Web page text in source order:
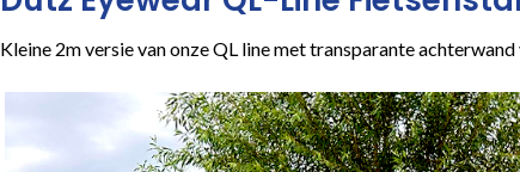
Kleine 2m versie van onze QL line met transparante